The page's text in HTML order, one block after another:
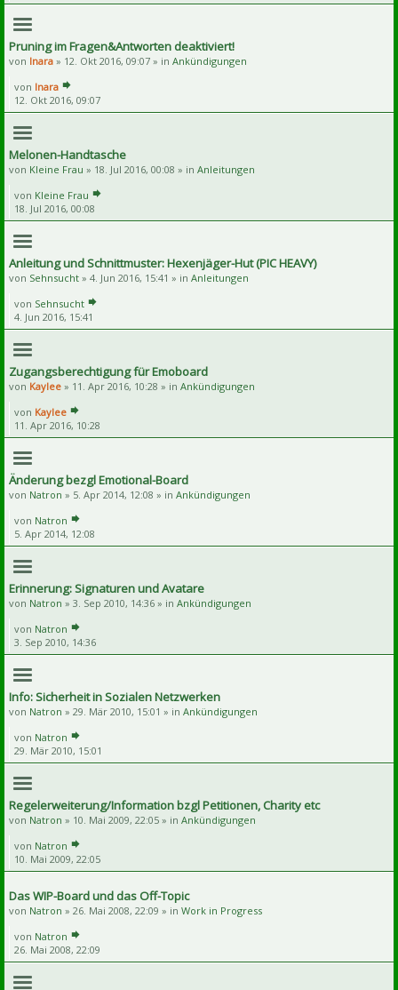
Pruning im Fragen&Antworten deaktiviert!
von Inara » 12. Okt 2016, 09:07 » in Ankündigungen
von Inara
12. Okt 2016, 09:07
Melonen-Handtasche
von Kleine Frau » 18. Jul 2016, 00:08 » in Anleitungen
von Kleine Frau
18. Jul 2016, 00:08
Anleitung und Schnittmuster: Hexenjäger-Hut (PIC HEAVY)
von Sehnsucht » 4. Jun 2016, 15:41 » in Anleitungen
von Sehnsucht
4. Jun 2016, 15:41
Zugangsberechtigung für Emoboard
von Kaylee » 11. Apr 2016, 10:28 » in Ankündigungen
von Kaylee
11. Apr 2016, 10:28
Änderung bezgl Emotional-Board
von Natron » 5. Apr 2014, 12:08 » in Ankündigungen
von Natron
5. Apr 2014, 12:08
Erinnerung: Signaturen und Avatare
von Natron » 3. Sep 2010, 14:36 » in Ankündigungen
von Natron
3. Sep 2010, 14:36
Info: Sicherheit in Sozialen Netzwerken
von Natron » 29. Mär 2010, 15:01 » in Ankündigungen
von Natron
29. Mär 2010, 15:01
Regelerweiterung/Information bzgl Petitionen, Charity etc
von Natron » 10. Mai 2009, 22:05 » in Ankündigungen
von Natron
10. Mai 2009, 22:05
Das WIP-Board und das Off-Topic
von Natron » 26. Mai 2008, 22:09 » in Work in Progress
von Natron
26. Mai 2008, 22:09